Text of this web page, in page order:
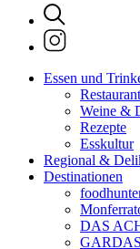
Essen und
Weine &
Rezepte
Esskultur
Regional &
Destinationen
DAS